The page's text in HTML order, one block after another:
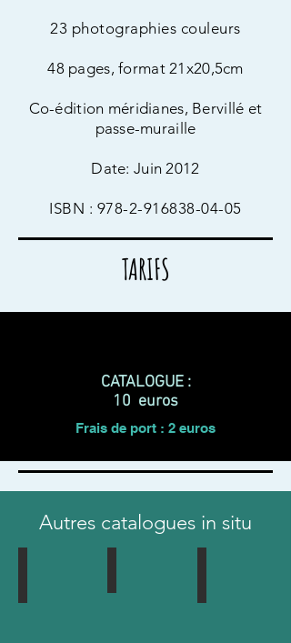
23 photographies couleurs
48 pages, format 21x20,5cm
Co-édition méridianes, Bervillé et
passe-muraille
Date: Juin 2012
ISBN : 978-2-916838-04-05
TARIFS
CATALOGUE :
10 euros
Frais de port : 2 euros
Autres catalogues in situ